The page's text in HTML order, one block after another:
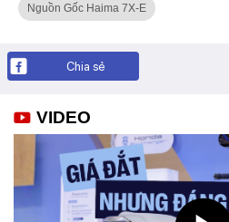
Nguồn Gốc Haima 7X-E
Chia sẻ
VIDEO